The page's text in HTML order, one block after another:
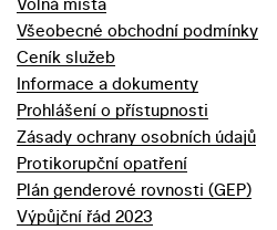
Všeobecné obchodní podmínky
Ceník služeb
Informace a dokumenty
Prohlášení o přístupnosti
Zásady ochrany osobních údajů
Protikorupční opatření
Plán genderové rovnosti (GEP)
Výpůjční řád 2023